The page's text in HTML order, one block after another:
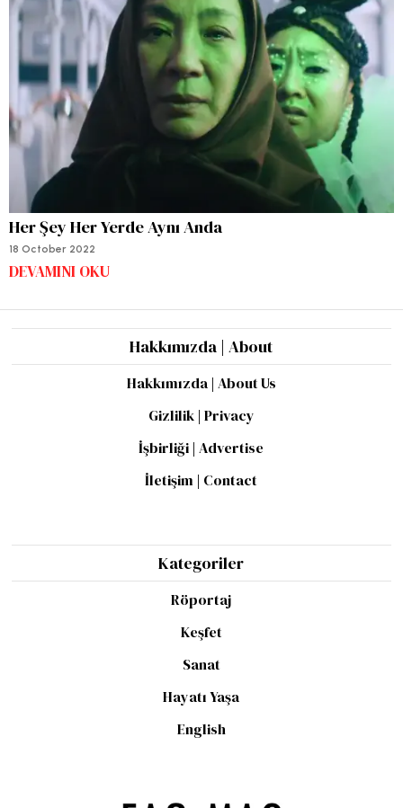
Her Şey Her Yerde Aynı Anda
18 October 2022
DEVAMINI OKU
Hakkımızda | About
Hakkımızda | About Us
Gizlilik | Privacy
İşbirliği | Advertise
İletişim | Contact
Kategoriler
Röportaj
Keşfet
Sanat
Hayatı Yaşa
English